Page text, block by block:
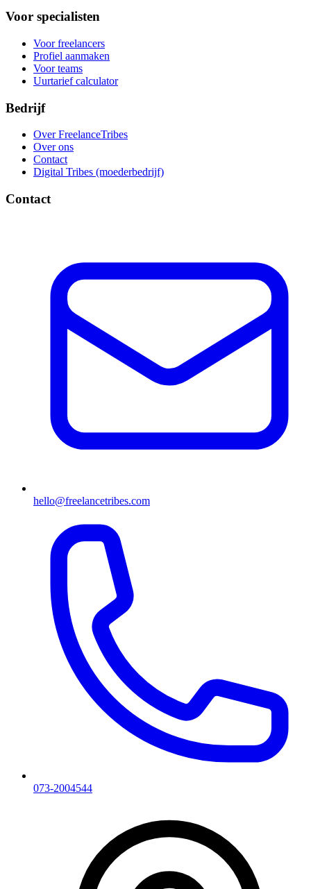
Voor specialisten
Voor freelancers
Profiel aanmaken
Voor teams
Uurtarief calculator
Bedrijf
Over FreelanceTribes
Over ons
Contact
Digital Tribes (moederbedrijf)
Contact
hello@freelancetribes.com
073-2004544